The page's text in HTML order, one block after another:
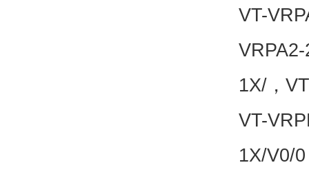
VT-
1X/，
VT-
1X/V0/